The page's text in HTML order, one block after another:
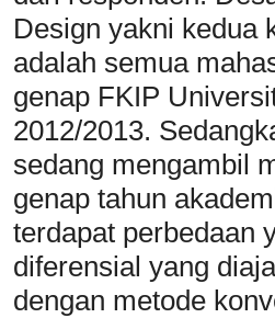
Design yakni kedua
adalah semua
genap FKIP
2012/2013.
sedang mengambil
genap tahun
terdapat perbedaan
diferensial yang
dengan metode